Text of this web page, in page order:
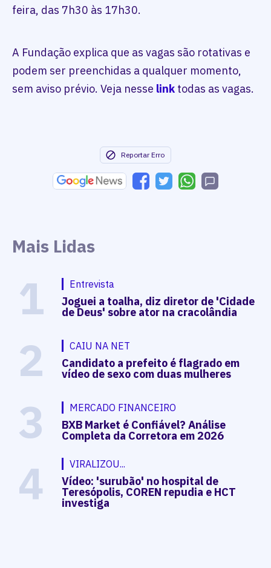
feira, das 7h30 às 17h30.
A Fundação explica que as vagas são rotativas e
podem ser preenchidas a qualquer momento,
sem aviso prévio. Veja nesse link todas as vagas.
Reportar Erro
Mais Lidas
1 Entrevista
Joguei a toalha, diz diretor de 'Cidade
de Deus' sobre ator na cracolândia
2 CAIU NA NET
Candidato a prefeito é flagrado em
vídeo de sexo com duas mulheres
3 MERCADO FINANCEIRO
BXB Market é Confiável? Análise
Completa da Corretora em 2026
4 VIRALIZOU...
Vídeo: 'surubão' no hospital de
Teresópolis, COREN repudia e HCT
investiga